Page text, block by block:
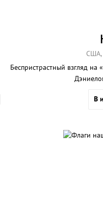
США,
Беспристрастный взгляд
В